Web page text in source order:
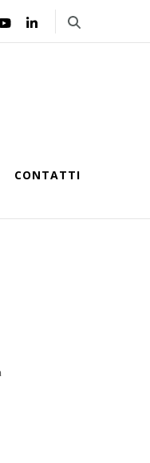
CONTATTI